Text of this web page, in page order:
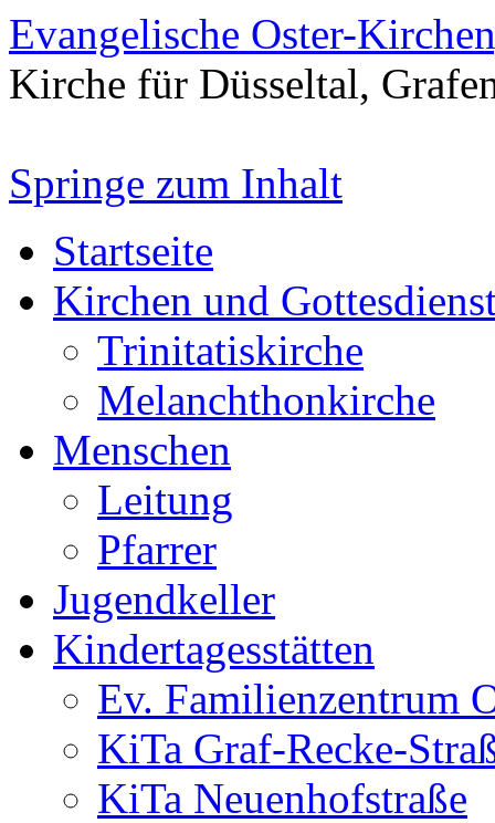
Evangelische Oster-
Kirche für Düsseltal,
Springe zum Inhalt
Startseite
Kirchen und
Trinitatiskirche
Melanchthonkirche
Menschen
Leitung
Pfarrer
Jugendkeller
Kindertagesstätten
Ev. Familienzentrum
KiTa Graf-Recke-
KiTa Neuenhofstraße